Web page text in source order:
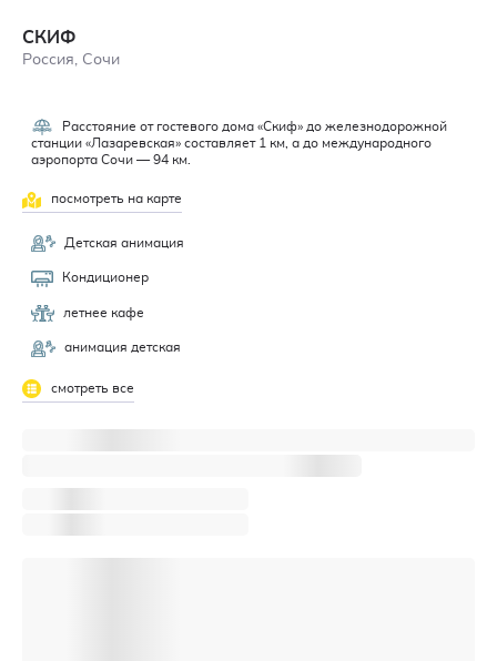
СКИФ
Россия, Сочи
4,5
Расстояние от гостевого дома «Скиф» до железнодорожной
станции «Лазаревская» составляет 1 км, а до международного
аэропорта Сочи — 94 км.
посмотреть на карте
Детская анимация
Кондиционер
летнее кафе
анимация детская
смотреть все